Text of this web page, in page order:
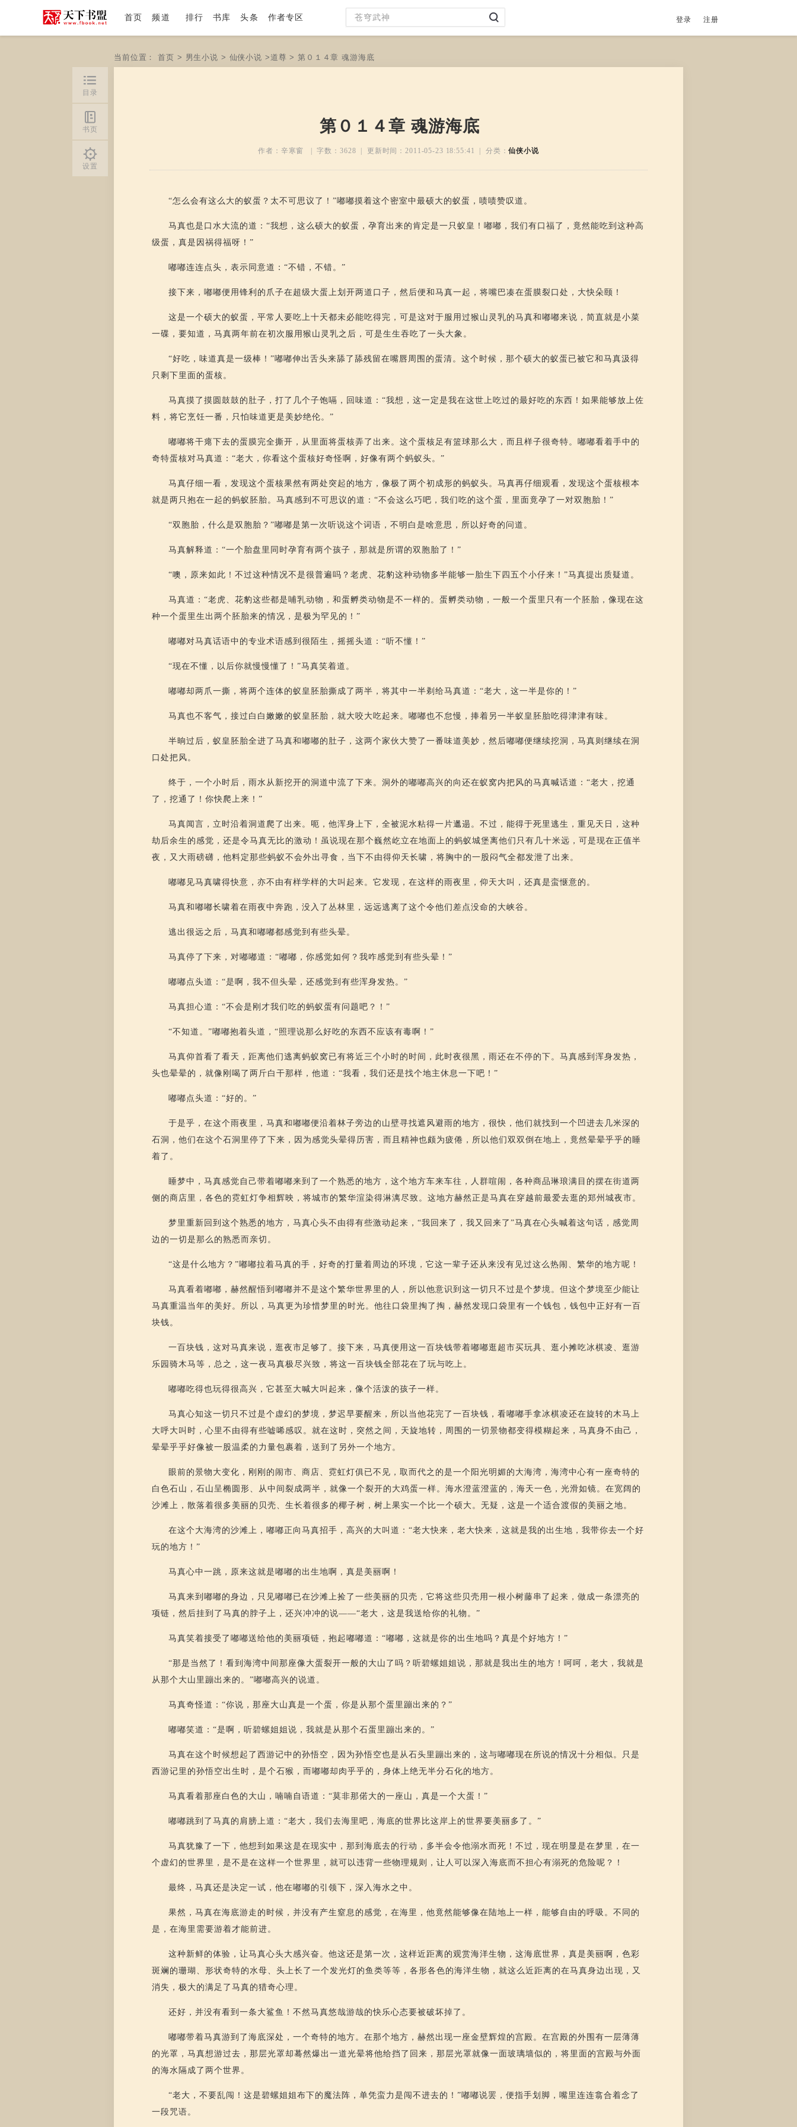
首页 频道 排行 书库 头条 作者专区 登录 注册
当前位置：首页 > 男生小说 > 仙侠小说 >道尊 > 第０１４章 魂游海底
第０１４章 魂游海底
作者：辛寒窗 | 字数：3628 | 更新时间：2011-05-23 18:55:41 | 分类：仙侠小说
“怎么会有这么大的蚁蛋？太不可思议了！”嘟嘟摸着这个密室中最硕大的蚁蛋，啧啧赞叹道。
马真也是口水大流的道：“我想，这么硕大的蚁蛋，孕育出来的肯定是一只蚁皇！嘟嘟，我们有口福了，竟然能吃到这种高
级蛋，真是因祸得福呀！”
嘟嘟连连点头，表示同意道：“不错，不错。”
接下来，嘟嘟便用锋利的爪子在超级大蛋上划开两道口子，然后便和马真一起，将嘴巴凑在蛋膜裂口处，大快朵颐！
这是一个硕大的蚁蛋，平常人要吃上十天都未必能吃得完，可是这对于服用过猴山灵乳的马真和嘟嘟来说，简直就是小菜
一碟，要知道，马真两年前在初次服用猴山灵乳之后，可是生生吞吃了一头大象。
“好吃，味道真是一级棒！”嘟嘟伸出舌头来舔了舔残留在嘴唇周围的蛋清。这个时候，那个硕大的蚁蛋已被它和马真汲得
只剩下里面的蛋核。
马真摸了摸圆鼓鼓的肚子，打了几个子饱嗝，回味道：“我想，这一定是我在这世上吃过的最好吃的东西！如果能够放上佐
料，将它烹饪一番，只怕味道更是美妙绝伦。”
嘟嘟将干瘪下去的蛋膜完全撕开，从里面将蛋核弄了出来。这个蛋核足有篮球那么大，而且样子很奇特。嘟嘟看着手中的
奇特蛋核对马真道：“老大，你看这个蛋核好奇怪啊，好像有两个蚂蚁头。”
马真仔细一看，发现这个蛋核果然有两处突起的地方，像极了两个初成形的蚂蚁头。马真再仔细观看，发现这个蛋核根本
就是两只抱在一起的蚂蚁胚胎。马真感到不可思议的道：“不会这么巧吧，我们吃的这个蛋，里面竟孕了一对双胞胎！”
“双胞胎，什么是双胞胎？”嘟嘟是第一次听说这个词语，不明白是啥意思，所以好奇的问道。
马真解释道：“一个胎盘里同时孕育有两个孩子，那就是所谓的双胞胎了！”
“噢，原来如此！不过这种情况不是很普遍吗？老虎、花豹这种动物多半能够一胎生下四五个小仔来！”马真提出质疑道。
马真道：“老虎、花豹这些都是哺乳动物，和蛋孵类动物是不一样的。蛋孵类动物，一般一个蛋里只有一个胚胎，像现在这
种一个蛋里生出两个胚胎来的情况，是极为罕见的！”
嘟嘟对马真话语中的专业术语感到很陌生，摇摇头道：“听不懂！”
“现在不懂，以后你就慢慢懂了！”马真笑着道。
嘟嘟却两爪一撕，将两个连体的蚁皇胚胎撕成了两半，将其中一半剃给马真道：“老大，这一半是你的！”
马真也不客气，接过白白嫩嫩的蚁皇胚胎，就大咬大吃起来。嘟嘟也不怠慢，捧着另一半蚁皇胚胎吃得津津有味。
半晌过后，蚁皇胚胎全进了马真和嘟嘟的肚子，这两个家伙大赞了一番味道美妙，然后嘟嘟便继续挖洞，马真则继续在洞
口处把风。
终于，一个小时后，雨水从新挖开的洞道中流了下来。洞外的嘟嘟高兴的向还在蚁窝内把风的马真喊话道：“老大，挖通
了，挖通了！你快爬上来！”
马真闻言，立时沿着洞道爬了出来。呃，他浑身上下，全被泥水粘得一片邋遢。不过，能得于死里逃生，重见天日，这种
劫后余生的感觉，还是令马真无比的激动！虽说现在那个巍然屹立在地面上的蚂蚁城堡离他们只有几十米远，可是现在正值半
夜，又大雨磅礴，他料定那些蚂蚁不会外出寻食，当下不由得仰天长啸，将胸中的一股闷气全都发泄了出来。
嘟嘟见马真啸得快意，亦不由有样学样的大叫起来。它发现，在这样的雨夜里，仰天大叫，还真是蛮惬意的。
马真和嘟嘟长啸着在雨夜中奔跑，没入了丛林里，远远逃离了这个令他们差点没命的大峡谷。
逃出很远之后，马真和嘟嘟都感觉到有些头晕。
马真停了下来，对嘟嘟道：“嘟嘟，你感觉如何？我咋感觉到有些头晕！”
嘟嘟点头道：“是啊，我不但头晕，还感觉到有些浑身发热。”
马真担心道：“不会是刚才我们吃的蚂蚁蛋有问题吧？！”
“不知道。”嘟嘟抱着头道，“照理说那么好吃的东西不应该有毒啊！”
马真仰首看了看天，距离他们逃离蚂蚁窝已有将近三个小时的时间，此时夜很黑，雨还在不停的下。马真感到浑身发热，
头也晕晕的，就像刚喝了两斤白干那样，他道：“我看，我们还是找个地主休息一下吧！”
嘟嘟点头道：“好的。”
于是乎，在这个雨夜里，马真和嘟嘟便沿着林子旁边的山壁寻找遮风避雨的地方，很快，他们就找到一个凹进去几米深的
石洞，他们在这个石洞里停了下来，因为感觉头晕得历害，而且精神也颇为疲倦，所以他们双双倒在地上，竟然晕晕乎乎的睡
着了。
睡梦中，马真感觉自己带着嘟嘟来到了一个熟悉的地方，这个地方车来车往，人群喧闹，各种商品琳琅满目的摆在街道两
侧的商店里，各色的霓虹灯争相辉映，将城市的繁华渲染得淋漓尽致。这地方赫然正是马真在穿越前最爱去逛的郑州城夜市。
梦里重新回到这个熟悉的地方，马真心头不由得有些激动起来，“我回来了，我又回来了”马真在心头喊着这句话，感觉周
边的一切是那么的熟悉而亲切。
“这是什么地方？”嘟嘟拉着马真的手，好奇的打量着周边的环境，它这一辈子还从来没有见过这么热闹、繁华的地方呢！
马真看着嘟嘟，赫然醒悟到嘟嘟并不是这个繁华世界里的人，所以他意识到这一切只不过是个梦境。但这个梦境至少能让
马真重温当年的美好。所以，马真更为珍惜梦里的时光。他往口袋里掏了掏，赫然发现口袋里有一个钱包，钱包中正好有一百
块钱。
一百块钱，这对马真来说，逛夜市足够了。接下来，马真便用这一百块钱带着嘟嘟逛超市买玩具、逛小摊吃冰棋凌、逛游
乐园骑木马等，总之，这一夜马真极尽兴致，将这一百块钱全部花在了玩与吃上。
嘟嘟吃得也玩得很高兴，它甚至大喊大叫起来，像个活泼的孩子一样。
马真心知这一切只不过是个虚幻的梦境，梦迟早要醒来，所以当他花完了一百块钱，看嘟嘟手拿冰棋凌还在旋转的木马上
大呼大叫时，心里不由得有些嘘唏感叹。就在这时，突然之间，天旋地转，周围的一切景物都变得模糊起来，马真身不由己，
晕晕乎乎好像被一股温柔的力量包裹着，送到了另外一个地方。
眼前的景物大变化，刚刚的闹市、商店、霓虹灯俱已不见，取而代之的是一个阳光明媚的大海湾，海湾中心有一座奇特的
白色石山，石山呈椭圆形、从中间裂成两半，就像一个裂开的大鸡蛋一样。海水澄蓝澄蓝的，海天一色，光滑如镜。在宽阔的
沙滩上，散落着很多美丽的贝壳、生长着很多的椰子树，树上果实一个比一个硕大。无疑，这是一个适合渡假的美丽之地。
在这个大海湾的沙滩上，嘟嘟正向马真招手，高兴的大叫道：“老大快来，老大快来，这就是我的出生地，我带你去一个好
玩的地方！”
马真心中一跳，原来这就是嘟嘟的出生地啊，真是美丽啊！
马真来到嘟嘟的身边，只见嘟嘟已在沙滩上捡了一些美丽的贝壳，它将这些贝壳用一根小树藤串了起来，做成一条漂亮的
项链，然后挂到了马真的脖子上，还兴冲冲的说——“老大，这是我送给你的礼物。”
马真笑着接受了嘟嘟送给他的美丽项链，抱起嘟嘟道：“嘟嘟，这就是你的出生地吗？真是个好地方！”
“那是当然了！看到海湾中间那座像大蛋裂开一般的大山了吗？听碧螺姐姐说，那就是我出生的地方！呵呵，老大，我就是
从那个大山里蹦出来的。”嘟嘟高兴的说道。
马真奇怪道：“你说，那座大山真是一个蛋，你是从那个蛋里蹦出来的？”
嘟嘟笑道：“是啊，听碧螺姐姐说，我就是从那个石蛋里蹦出来的。”
马真在这个时候想起了西游记中的孙悟空，因为孙悟空也是从石头里蹦出来的，这与嘟嘟现在所说的情况十分相似。只是
西游记里的孙悟空出生时，是个石猴，而嘟嘟却肉乎乎的，身体上绝无半分石化的地方。
马真看着那座白色的大山，喃喃自语道：“莫非那偌大的一座山，真是一个大蛋！”
嘟嘟跳到了马真的肩膀上道：“老大，我们去海里吧，海底的世界比这岸上的世界要美丽多了。”
马真犹豫了一下，他想到如果这是在现实中，那到海底去的行动，多半会令他溺水而死！不过，现在明显是在梦里，在一
个虚幻的世界里，是不是在这样一个世界里，就可以违背一些物理规则，让人可以深入海底而不担心有溺死的危险呢？！
最终，马真还是决定一试，他在嘟嘟的引领下，深入海水之中。
果然，马真在海底游走的时候，并没有产生窒息的感觉，在海里，他竟然能够像在陆地上一样，能够自由的呼吸。不同的
是，在海里需要游着才能前进。
这种新鲜的体验，让马真心头大感兴奋。他这还是第一次，这样近距离的观赏海洋生物，这海底世界，真是美丽啊，色彩
斑斓的珊瑚、形状奇特的水母、头上长了一个发光灯的鱼类等等，各形各色的海洋生物，就这么近距离的在马真身边出现，又
消失，极大的满足了马真的猎奇心理。
还好，并没有看到一条大鲨鱼！不然马真悠哉游哉的快乐心态要被破坏掉了。
嘟嘟带着马真游到了海底深处，一个奇特的地方。在那个地方，赫然出现一座金壁辉煌的宫殿。在宫殿的外围有一层薄薄
的光罩，马真想游过去，那层光罩却蓦然爆出一道光晕将他给挡了回来，那层光罩就像一面玻璃墙似的，将里面的宫殿与外面
的海水隔成了两个世界。
“老大，不要乱闯！这是碧螺姐姐布下的魔法阵，单凭蛮力是闯不进去的！”嘟嘟说罢，便指手划脚，嘴里连连翕合着念了
一段咒语。
目录
书页
设置